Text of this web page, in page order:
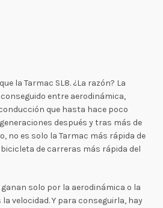
la Tarmac SL8. ¿La razón? La
entre aerodinámica,
que hasta hace poco
después y tras más de
no es solo la Tarmac más rápida de
de carreras más rápida del
solo por la aerodinámica o la
velocidad. Y para conseguirla, hay